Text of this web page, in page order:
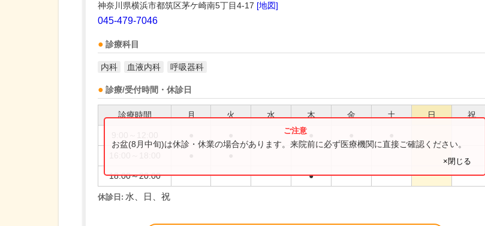
神奈川県横浜市都筑区茅ケ崎南5丁目4-17 [地図]
045-479-7046
診療科目
内科 血液内科 呼吸器科
診療/受付時間・休診日
診療時間 月 火 水 木 金 土 日 祝
18:00～20:00 ●
お盆(8月中旬)は休診・休業の場合があります。来院前に必ず医療機関に直接ご確認ください。
×閉じる
休診日: 水、日、祝